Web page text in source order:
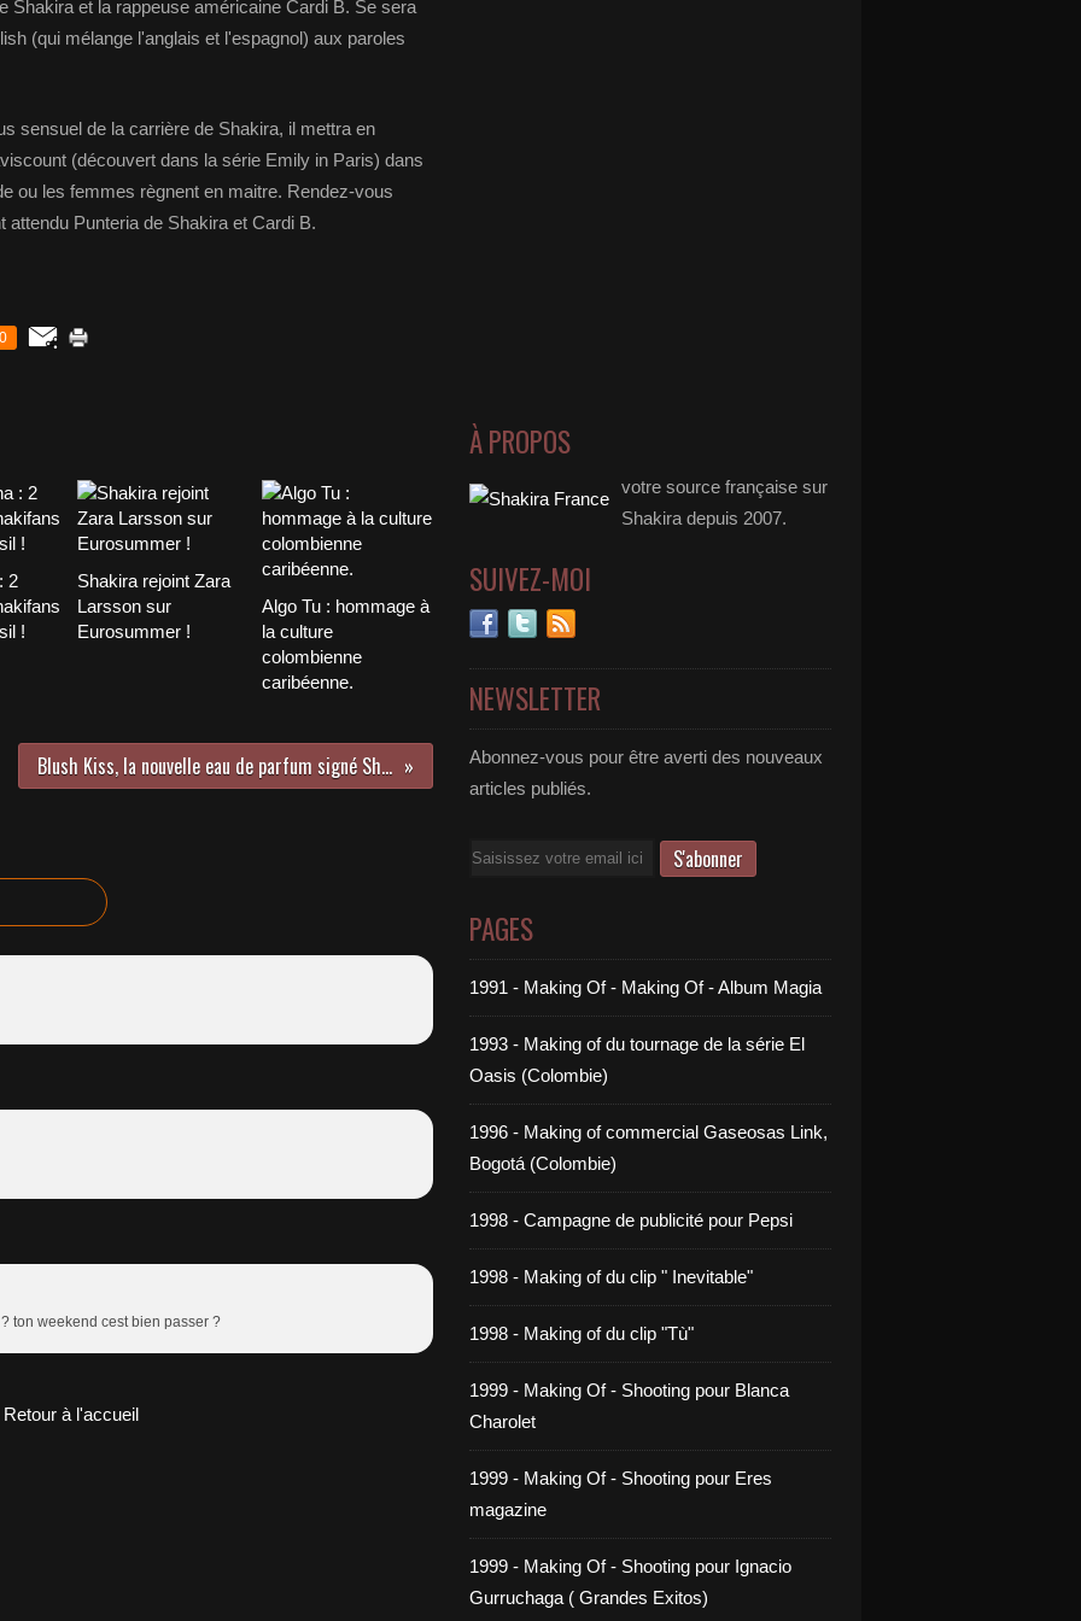
Shakira et la rappeuse américaine Cardi B. Se sera
(qui mélange l'anglais et l'espagnol) aux paroles
sensuel de la carrière de Shakira, il mettra en
(découvert dans la série Emily in Paris) dans
ou les femmes règnent en maitre. Rendez-vous
Punteria de Shakira et Cardi B.
0
2
!
Shakira rejoint Zara
Larsson sur
Eurosummer !
Algo Tu : hommage à
la culture
colombienne
caribéenne.
Blush Kiss, la nouvelle eau de parfum signé Shakira.
ton weekend cest bien passer ?
Retour à l'accueil
À PROPOS
votre source française sur
Shakira depuis 2007.
SUIVEZ-MOI
NEWSLETTER
Abonnez-vous pour être averti des nouveaux
articles publiés.
Email
PAGES
1991 - Making Of - Making Of - Album Magia
1993 - Making of du tournage de la série El
Oasis (Colombie)
1996 - Making of commercial Gaseosas Link,
Bogotá (Colombie)
1998 - Campagne de publicité pour Pepsi
1998 - Making of du clip " Inevitable"
1998 - Making of du clip "Tù"
1999 - Making Of - Shooting pour Blanca
Charolet
1999 - Making Of - Shooting pour Eres
magazine
1999 - Making Of - Shooting pour Ignacio
Gurruchaga ( Grandes Exitos)